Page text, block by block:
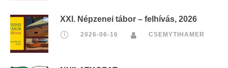
XXI. Népzenei tábor – felhívás, 2026
2026-06-16 CSEMYTIHAMER